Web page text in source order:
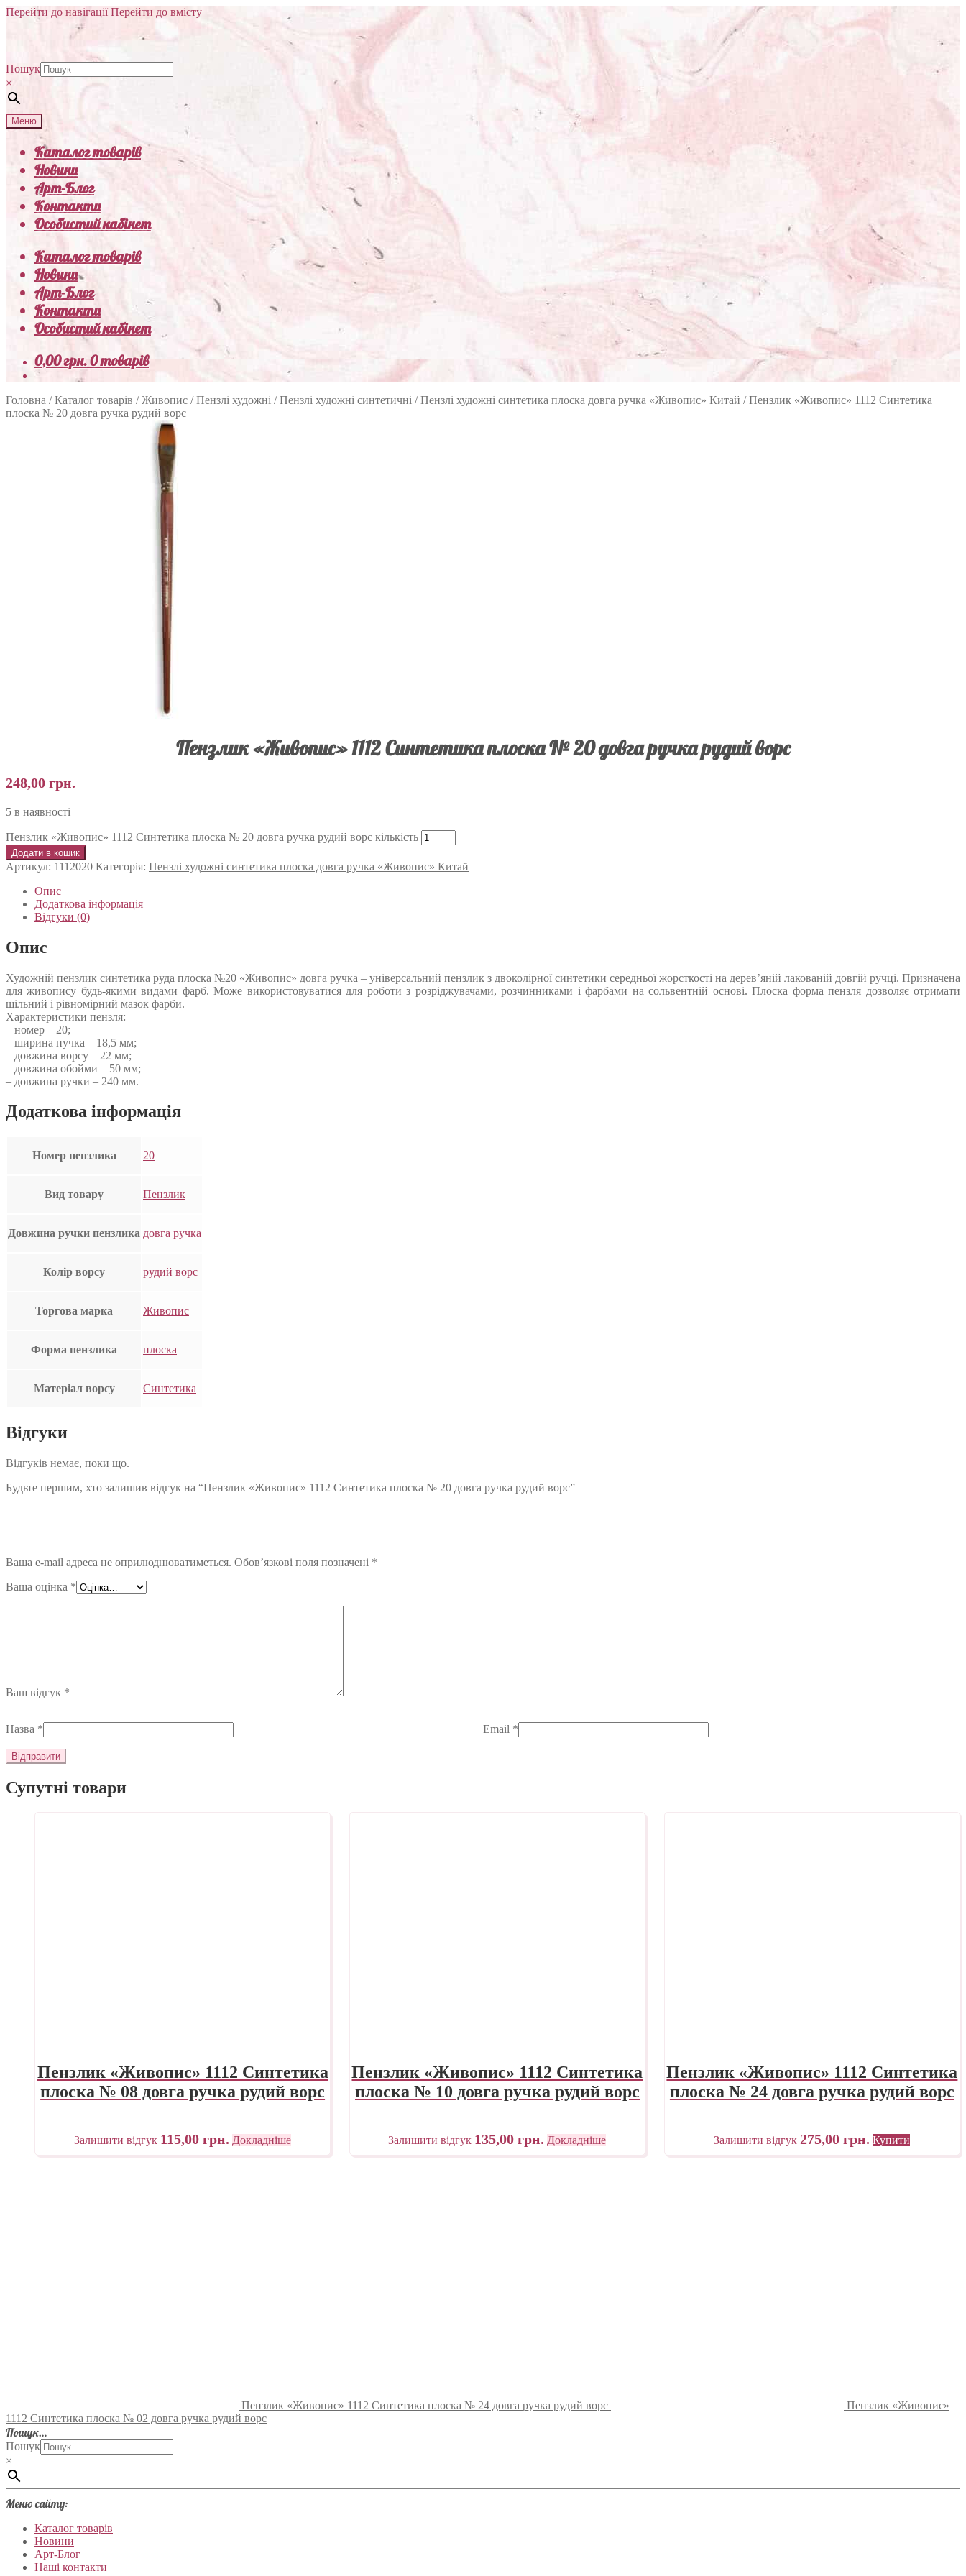
Перейти до навігації Перейти до вмісту
Пошук
×
Меню
Каталог товарів
Новини
Арт-Блог
Контакти
Особистий кабінет
Каталог товарів
Новини
Арт-Блог
Контакти
Особистий кабінет
0,00грн.0 товарів
Головна /Каталог товарів /Живопис /Пензлі художні /Пензлі художні синтетичні /Пензлі художні синтетика плоска довга ручка «Живопис» Китай /Пензлик «Живопис» 1112 Синтетика
плоска № 20 довга ручка рудий ворс
Пензлик «Живопис» 1112 Синтетика плоска № 20 довга ручка рудий ворс
248,00 грн.
5 в наявності
Пензлик «Живопис» 1112 Синтетика плоска № 20 довга ручка рудий ворс кількість
Додати в кошик
Артикул: 1112020 Категорія: Пензлі художні синтетика плоска довга ручка «Живопис» Китай
Опис
Додаткова інформація
Відгуки (0)
Опис
Художній пензлик синтетика руда плоска №20 «Живопис» довга ручка – універсальний пензлик з двоколірної синтетики середньої жорсткості на дерев’яній лакованій довгій ручці. Призначена
для живопису будь-якими видами фарб. Може використовуватися для роботи з розріджувачами, розчинниками і фарбами на сольвентній основі. Плоска форма пензля дозволяє отримати
щільний і рівномірний мазок фарби.
Характеристики пензля:
– номер – 20;
– ширина пучка – 18,5 мм;
– довжина ворсу – 22 мм;
– довжина обойми – 50 мм;
– довжина ручки – 240 мм.
Додаткова інформація
Номер пензлика 20
Вид товару Пензлик
Довжина ручки пензлика довга ручка
Колір ворсу рудий ворс
Торгова марка Живопис
Форма пензлика плоска
Матеріал ворсу Синтетика
Відгуки
Відгуків немає, поки що.
Будьте першим, хто залишив відгук на “Пензлик «Живопис» 1112 Синтетика плоска № 20 довга ручка рудий ворс”
Ваша e-mail адреса не оприлюднюватиметься. Обов’язкові поля позначені *
Ваша оцінка *
Ваш відгук *
Назва * Email *
Супутні товари
Пензлик «Живопис» 1112 Синтетика
плоска № 08 довга ручка рудий ворс
Залишити відгук 115,00грн. Докладніше
Пензлик «Живопис» 1112 Синтетика
плоска № 10 довга ручка рудий ворс
Залишити відгук 135,00грн. Докладніше
Пензлик «Живопис» 1112 Синтетика
плоска № 24 довга ручка рудий ворс
Залишити відгук 275,00грн. Купити
Пензлик «Живопис» 1112 Синтетика плоска № 24 довга ручка рудий ворс
Пензлик «Живопис»
1112 Синтетика плоска № 02 довга ручка рудий ворс
Пошук…
Пошук
×
Меню сайту:
Каталог товарів
Новини
Арт-Блог
Наші контакти